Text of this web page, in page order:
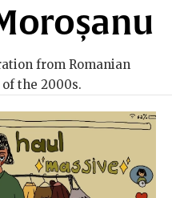
from Romanian
the 2000s.